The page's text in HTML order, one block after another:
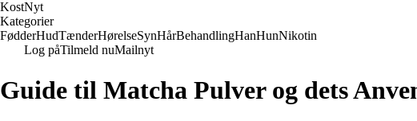
KostNyt
Kategorier
FødderHudTænderHørelseSynHårBehandlingHanHunNikotin
Log påTilmeld nuMailnyt
Guide til Matcha Pulver og dets